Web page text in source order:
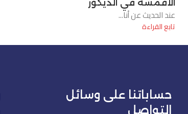
الأقمشة في الديكور
عند الحديث عن أنا...
تابع القراءة
حساباتنا على وسائل
التواصل